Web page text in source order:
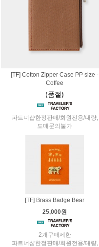
[TF] Cotton Zipper Case PP size -
Coffee
(품절)
파트너샵한정판매/회원전용/대량,
도매문의불가
[TF] Brass Badge Bear
25,000원
2개구매제한
파트너샵한정판매/회원전용/대량,